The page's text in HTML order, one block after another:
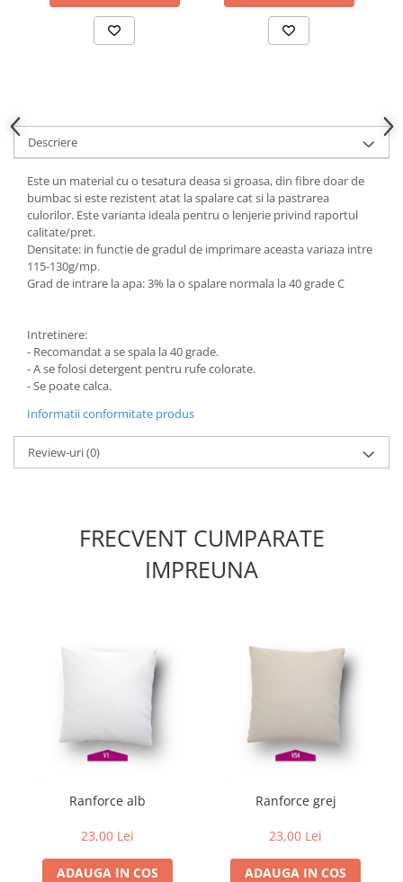
Descriere
Este un material cu o tesatura deasa si groasa, din fibre doar de
bumbac si este rezistent atat la spalare cat si la pastrarea
culorilor. Este varianta ideala pentru o lenjerie privind raportul
calitate/pret.
Densitate: in functie de gradul de imprimare aceasta variaza intre
115-130g/mp.
Grad de intrare la apa: 3% la o spalare normala la 40 grade C
Intretinere:
- Recomandat a se spala la 40 grade.
- A se folosi detergent pentru rufe colorate.
- Se poate calca.
Informatii conformitate produs
Review-uri(0)
FRECVENT CUMPARATE
IMPREUNA
Ranforce alb
23,00 Lei
ADAUGA IN COS
Ranforce grej
23,00 Lei
ADAUGA IN COS